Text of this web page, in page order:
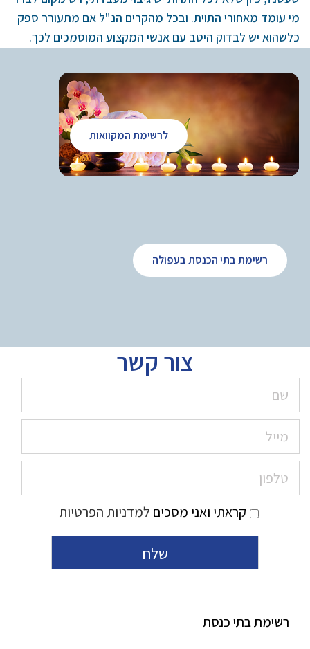
מי עומד מאחורי התוית. ובכל מהקרים הנ"ל אם מתעורר ספק
כלשהוא יש לבדוק היטב עם אנשי המקצוע המוסמכים לכך.
לרשימת המקוואות
רשימת בתי הכנסת בעפולה
צור קשר
קראתי ואני מסכים למדניות הפרטיות
רשימת בתי כנסת